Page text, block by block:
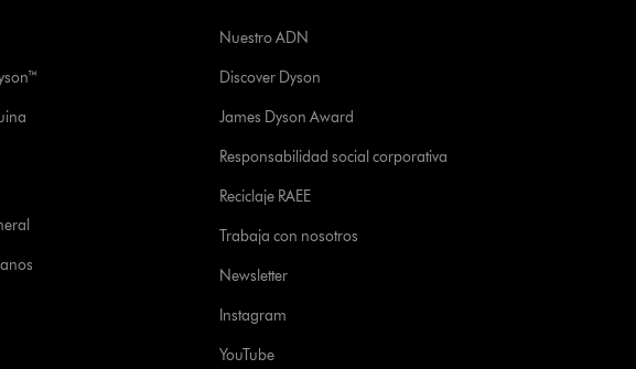
Nuestro ADN
Discover Dyson
James Dyson Award
Responsabilidad social corporativa
Reciclaje RAEE
Trabaja con nosotros
Newsletter
Instagram
YouTube